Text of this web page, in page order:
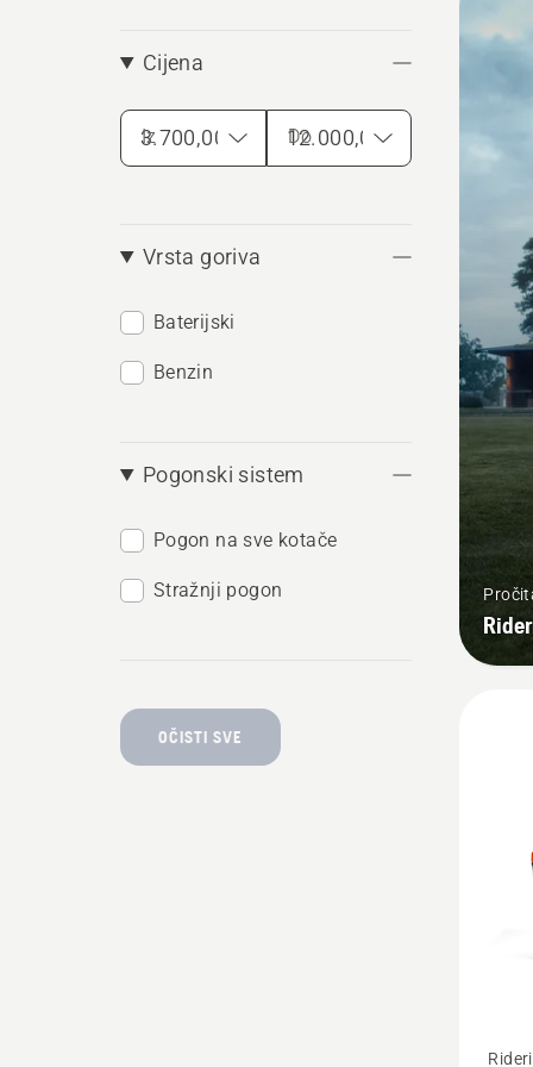
Cijena
Iz Do
Vrsta goriva
Baterijski
Benzin
Pogonski sistem
Pogon na sve kotače
Stražnji pogon
OČISTI SVE
sve